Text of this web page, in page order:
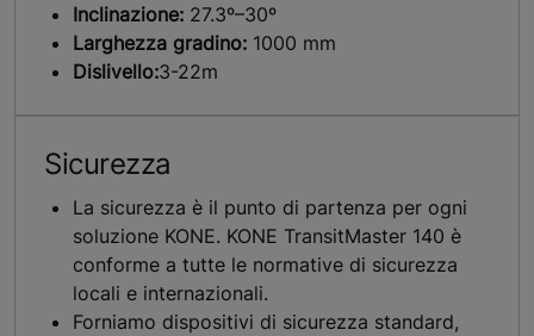
Inclinazione: 27.3º–30º
Larghezza gradino: 1000 mm
Dislivello:3-22m
Sicurezza
La sicurezza è il punto di partenza per ogni
soluzione KONE. KONE TransitMaster 140 è
conforme a tutte le normative di sicurezza
locali e internazionali.
Forniamo dispositivi di sicurezza standard,